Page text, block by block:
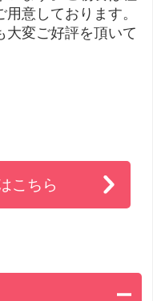
意しております。
大変ご好評を頂いて
こちら